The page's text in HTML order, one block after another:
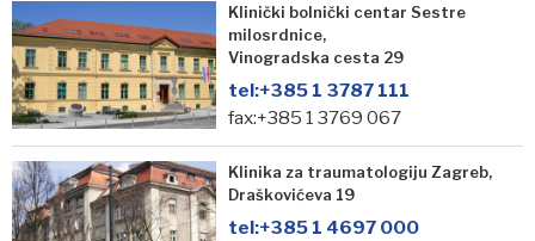
Klinički bolnički centar Sestre
milosrdnice,
Vinogradska cesta 29
tel:+385 1 3787 111
fax:+385 1 3769 067
Klinika za traumatologiju Zagreb,
Draškovićeva 19
tel:+385 1 4697 000